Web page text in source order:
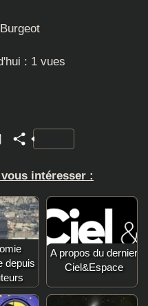
: 1 vues
GmailPartager
intéresser :
depuis
A propos du dernier
Ciel&Espace